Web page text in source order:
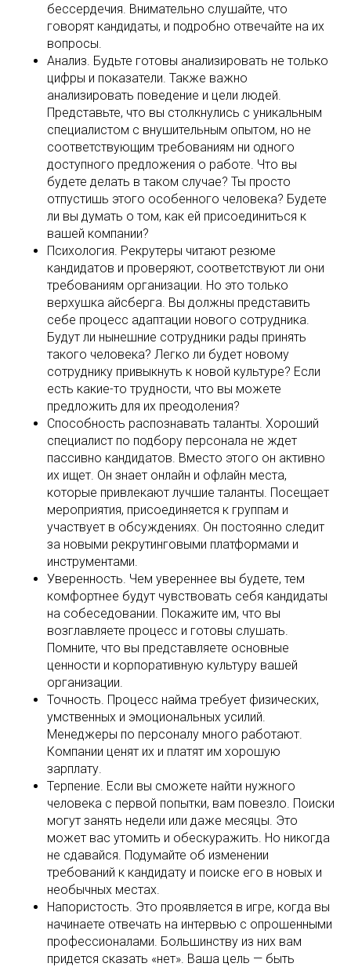
бессердечия. Внимательно слушайте, что
говорят кандидаты, и подробно отвечайте на их
вопросы.
Анализ. Будьте готовы анализировать не только
цифры и показатели. Также важно
анализировать поведение и цели людей.
Представьте, что вы столкнулись с уникальным
специалистом с внушительным опытом, но не
соответствующим требованиям ни одного
доступного предложения о работе. Что вы
будете делать в таком случае? Ты просто
отпустишь этого особенного человека? Будете
ли вы думать о том, как ей присоединиться к
вашей компании?
Психология. Рекрутеры читают резюме
кандидатов и проверяют, соответствуют ли они
требованиям организации. Но это только
верхушка айсберга. Вы должны представить
себе процесс адаптации нового сотрудника.
Будут ли нынешние сотрудники рады принять
такого человека? Легко ли будет новому
сотруднику привыкнуть к новой культуре? Если
есть какие-то трудности, что вы можете
предложить для их преодоления?
Способность распознавать таланты. Хороший
специалист по подбору персонала не ждет
пассивно кандидатов. Вместо этого он активно
их ищет. Он знает онлайн и офлайн места,
которые привлекают лучшие таланты. Посещает
мероприятия, присоединяется к группам и
участвует в обсуждениях. Он постоянно следит
за новыми рекрутинговыми платформами и
инструментами.
Уверенность. Чем увереннее вы будете, тем
комфортнее будут чувствовать себя кандидаты
на собеседовании. Покажите им, что вы
возглавляете процесс и готовы слушать.
Помните, что вы представляете основные
ценности и корпоративную культуру вашей
организации.
Точность. Процесс найма требует физических,
умственных и эмоциональных усилий.
Менеджеры по персоналу много работают.
Компании ценят их и платят им хорошую
зарплату.
Терпение. Если вы сможете найти нужного
человека с первой попытки, вам повезло. Поиски
могут занять недели или даже месяцы. Это
может вас утомить и обескуражить. Но никогда
не сдавайся. Подумайте об изменении
требований к кандидату и поиске его в новых и
необычных местах.
Напористость. Это проявляется в игре, когда вы
начинаете отвечать на интервью с опрошенными
профессионалами. Большинству из них вам
придется сказать «нет». Ваша цель — быть